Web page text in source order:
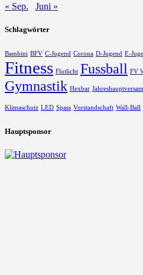
« Sep.
Juni »
Schlagwörter
Bambini BFV C-Jugend Corona D-Jugend E-
Fitness Flutlicht Fussball FV
Gymnastik Hexbar
Klimaschutz LED Spass Vorstandschaft Wall-Ball
Hauptsponsor